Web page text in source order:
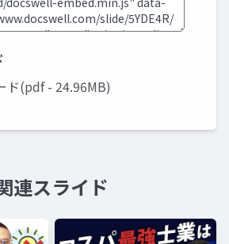
ド(pdf - 24.96MB)
連スライド